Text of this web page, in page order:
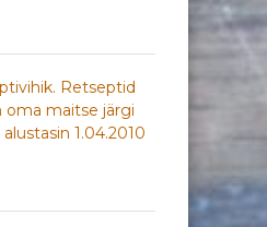
Retseptid
oma maitse järgi
1.04.2010